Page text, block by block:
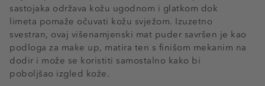
sastojaka održava kožu ugodnom i glatkom dok
limeta pomaže očuvati kožu svježom. Izuzetno
svestran, ovaj višenamjenski mat puder savršen je kao
podloga za make up, matira ten s finišom mekanim na
dodir i može se koristiti samostalno kako bi
poboljšao izgled kože.